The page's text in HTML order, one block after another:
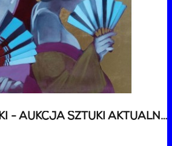
67 AUKCJA SZTUKI - AUKCJA SZTUKI AKTUALNEJ